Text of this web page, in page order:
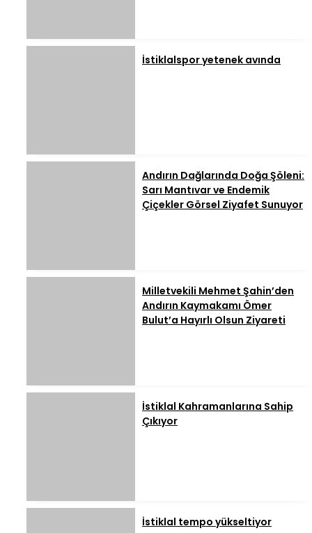
İstiklalspor yetenek avında
Andırın Dağlarında Doğa Şöleni:
Sarı Mantıvar ve Endemik
Çiçekler Görsel Ziyafet Sunuyor
Milletvekili Mehmet Şahin’den
Andırın Kaymakamı Ömer
Bulut’a Hayırlı Olsun Ziyareti
İstiklal Kahramanlarına Sahip
Çıkıyor
İstiklal tempo yükseltiyor